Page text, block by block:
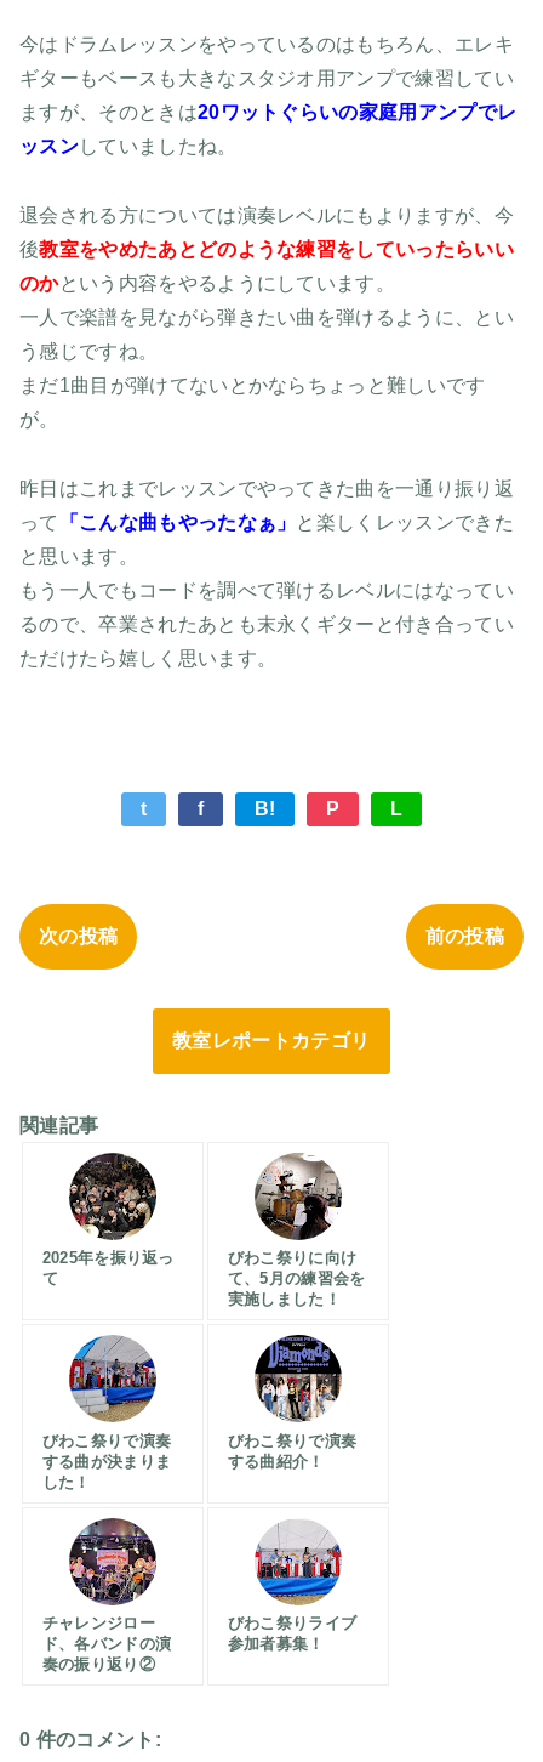
今はドラムレッスンをやっているのはもちろん、エレキ
ギターもベースも大きなスタジオ用アンプで練習してい
ますが、そのときは20ワットぐらいの家庭用アンプでレ
ッスンしていましたね。
退会される方については演奏レベルにもよりますが、今
後教室をやめたあとどのような練習をしていったらいい
のかという内容をやるようにしています。
一人で楽譜を見ながら弾きたい曲を弾けるように、とい
う感じですね。
まだ1曲目が弾けてないとかならちょっと難しいです
が。
昨日はこれまでレッスンでやってきた曲を一通り振り返
って
「こんな曲もやったなぁ」 と楽しくレッスンできた
と思います。
もう一人でもコードを調べて弾けるレベルにはなってい
るので、卒業されたあとも末永くギターと付き合ってい
ただけたら嬉しく思います。
t f B! P L
次の投稿 前の投稿
教室レポートカテゴリ
関連記事
2025年を振り返っ
て
びわこ祭りに向け
て、5月の練習会を
実施しました！
びわこ祭りで演奏
する曲が決まりま
した！
びわこ祭りで演奏
する曲紹介！
チャレンジロー
ド、各バンドの演
奏の振り返り②
びわこ祭りライブ
参加者募集！
0 件のコメント: